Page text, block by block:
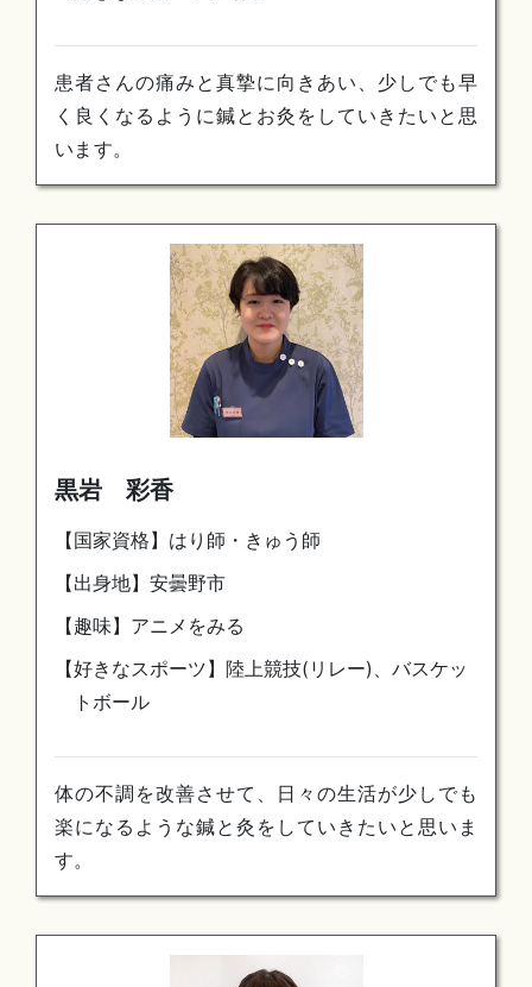
患者さんの痛みと真摯に向きあい、少しでも早
く良くなるように鍼とお灸をしていきたいと思
います。
黒岩 彩香
【国家資格】はり師・きゅう師
【出身地】安曇野市
【趣味】アニメをみる
【好きなスポーツ】陸上競技(リレー)、バスケッ
トボール
体の不調を改善させて、日々の生活が少しでも
楽になるような鍼と灸をしていきたいと思いま
す。